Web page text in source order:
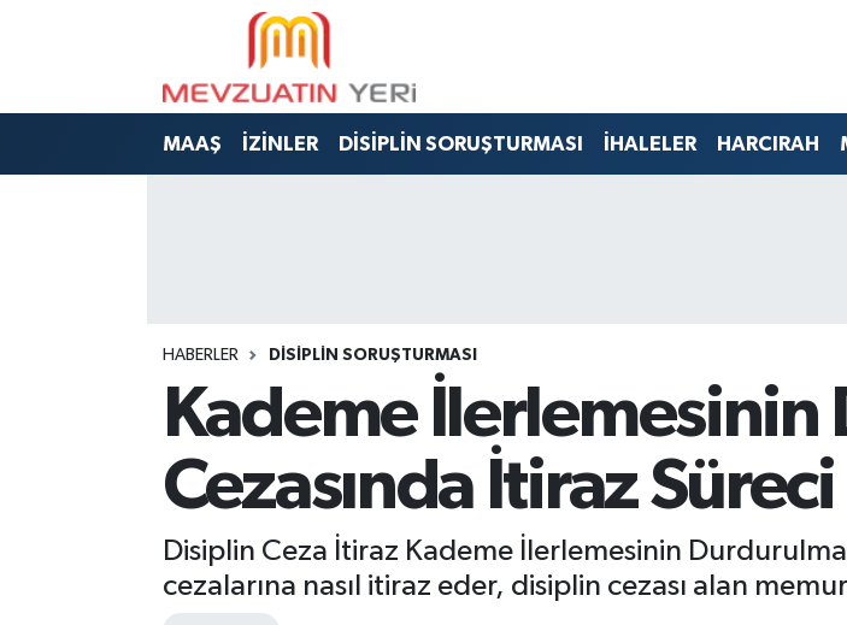
MAAŞ İZİNLER DİSİPLİN SORUŞTURMASI İHALELER HARCIRAH
HABERLER DİSİPLİN SORUŞTURMASI
Kademe İlerlemesinin
Cezasında İtiraz Süreci
Disiplin Ceza İtiraz Kademe İlerlemesinin
cezalarına nasıl itiraz eder, disiplin cezası alan